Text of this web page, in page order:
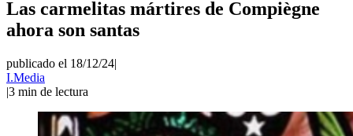
Las carmelitas mártires de Compiègne
ahora son santas
publicado el 18/12/24|
I.Media
|3 min de lectura